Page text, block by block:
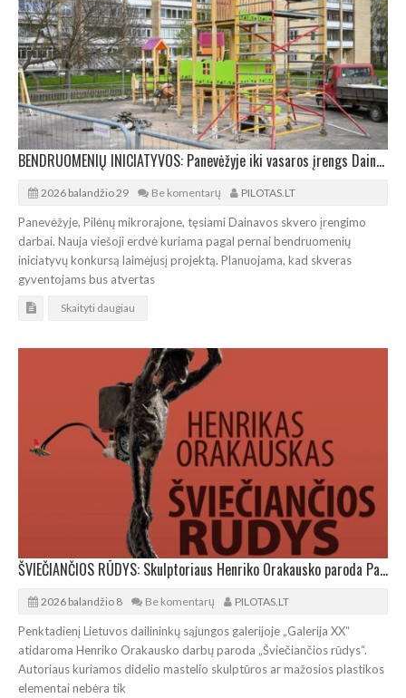
BENDRUOMENIŲ INICIATYVOS: Panevėžyje iki vasaros įrengs Dainavos skverą
2026 balandžio 29 Be komentarų PILOTAS.LT
Panevėžyje, Pilėnų mikrorajone, tęsiami Dainavos skvero įrengimo
darbai. Nauja viešoji erdvė kuriama pagal pernai bendruomenių
iniciatyvų konkursą laimėjusį projektą. Planuojama, kad skveras
gyventojams bus atvertas
Skaityti daugiau
ŠVIEČIANČIOS RŪDYS: Skulptoriaus Henriko Orakausko paroda Panevėžyje
2026 balandžio 8 Be komentarų PILOTAS.LT
Penktadienį Lietuvos dailininkų sąjungos galerijoje „Galerija XX“
atidaroma Henriko Orakausko darbų paroda „Šviečiančios rūdys“.
Autoriaus kuriamos didelio mastelio skulptūros ar mažosios plastikos
elementai nebėra tik